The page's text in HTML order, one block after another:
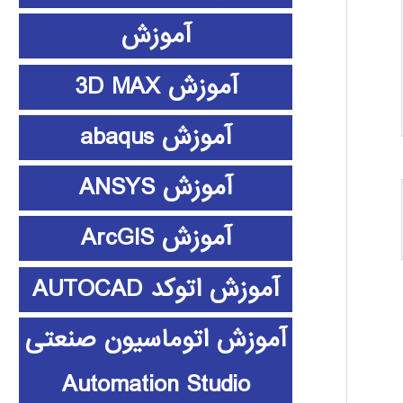
آموزش
آموزش 3D MAX
آموزش abaqus
آموزش ANSYS
آموزش ArcGIS
آموزش اتوکد AUTOCAD
آموزش اتوماسیون صنعتی
Automation Studio